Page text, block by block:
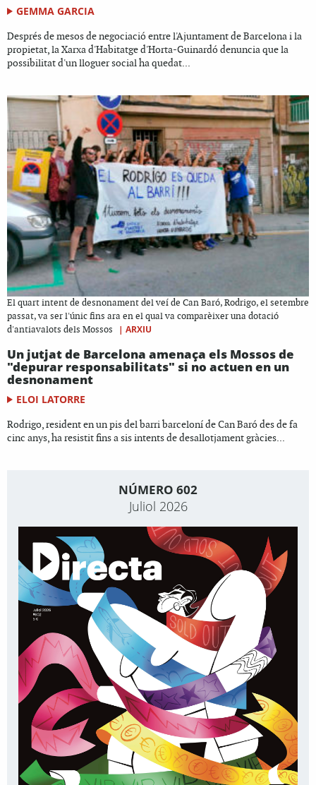
GEMMA GARCIA
Després de mesos de negociació entre l'Ajuntament de Barcelona i la
propietat, la Xarxa d'Habitatge d'Horta-Guinardó denuncia que la
possibilitat d'un lloguer social ha quedat...
El quart intent de desnonament del veí de Can Baró, Rodrigo, el setembre
passat, va ser l'únic fins ara en el qual va comparèixer una dotació
d'antiavalots dels Mossos
| ARXIU
Un jutjat de Barcelona amenaça els Mossos de
"depurar responsabilitats" si no actuen en un
desnonament
ELOI LATORRE
Rodrigo, resident en un pis del barri barceloní de Can Baró des de fa
cinc anys, ha resistit fins a sis intents de desallotjament gràcies...
NÚMERO 602
Juliol 2026